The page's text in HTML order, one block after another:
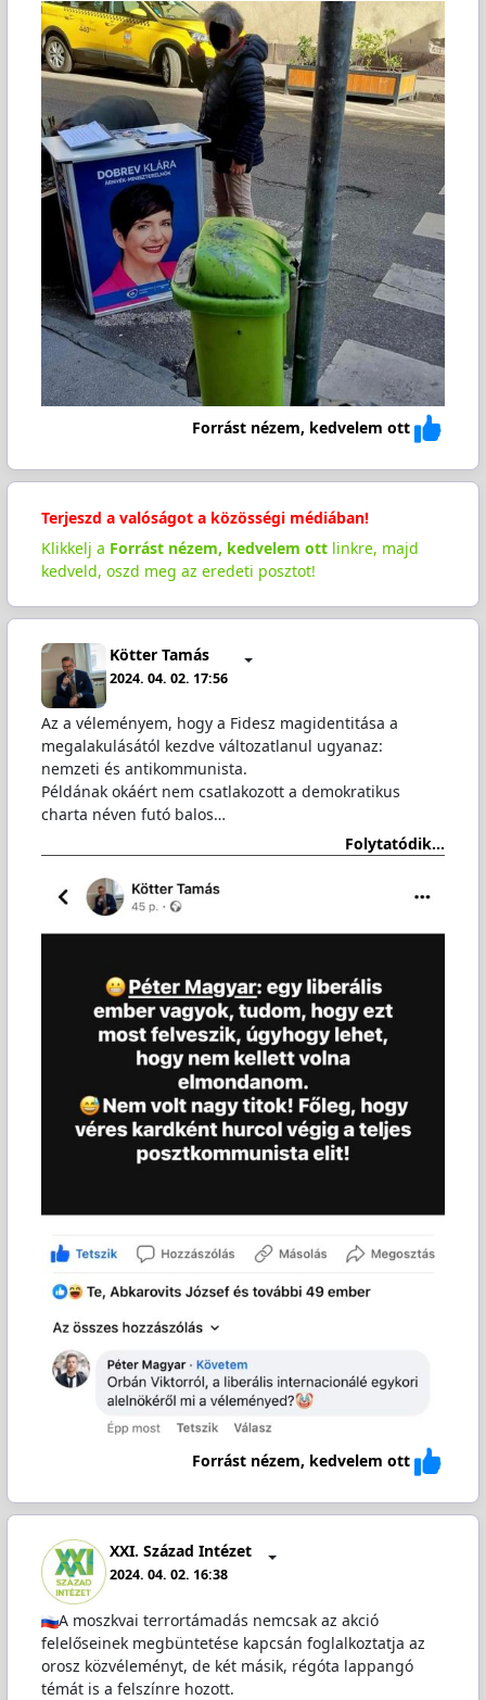
Forrást nézem, kedvelem ott
Terjeszd a valóságot a közösségi médiában!
Klikkelj a Forrást nézem, kedvelem ottlinkre, majd
kedveld, oszd meg az eredeti posztot!
Kötter Tamás
2024. 04. 02. 17:56
Az a véleményem, hogy a Fidesz magidentitása a
megalakulásától kezdve változatlanul ugyanaz:
nemzeti és antikommunista.
Példának okáért nem csatlakozott a demokratikus
charta néven futó balos…
Folytatódik...
Forrást nézem, kedvelem ott
XXI. Század Intézet
2024. 04. 02. 16:38
A moszkvai terrortámadás nemcsak az akció
felelőseinek megbüntetése kapcsán foglalkoztatja az
orosz közvéleményt, de két másik, régóta lappangó
témát is a felszínre hozott.